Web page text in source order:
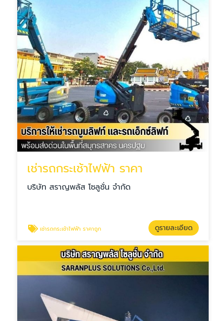
เช่ารถกระเช้าไฟฟ้า ราคา
บริษัท สราญพลัส โซลูชั่น จำกัด
เช่ารถกระเช้าไฟฟ้า ราคาถูก ดูรายละเอียด